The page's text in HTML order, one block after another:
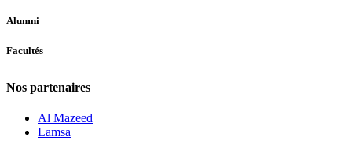
Alumni
Facultés
Nos partenaires
Al Mazeed
Lamsa